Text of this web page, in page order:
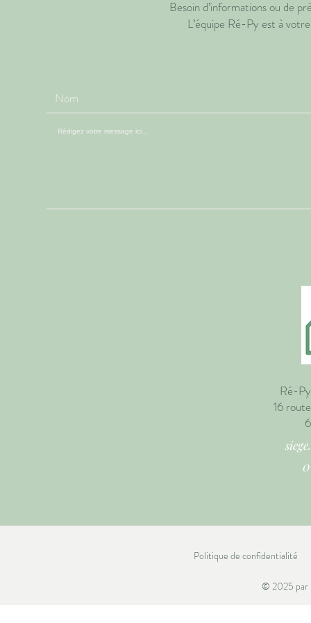
Besoin d’informations ou de
L’équipe Ré-Py est à
Ré-
16
Politique de confidentialité
© 2025 par